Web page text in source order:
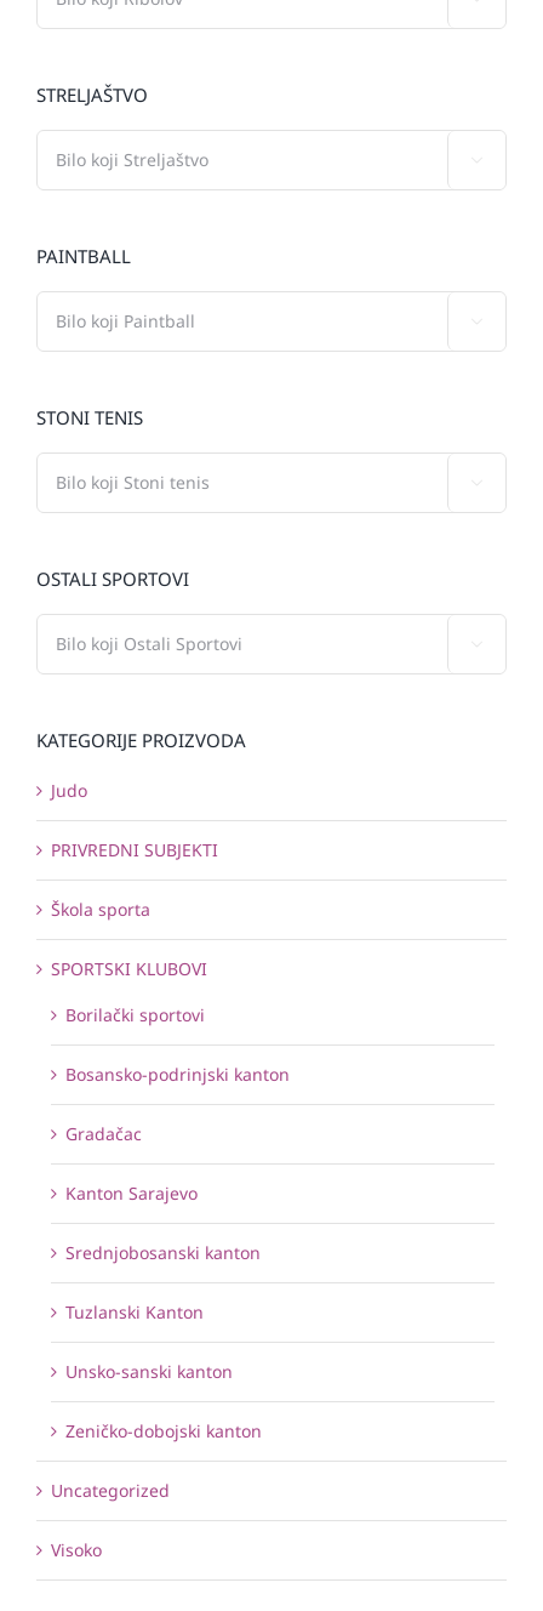
STRELJAŠTVO
PAINTBALL
STONI TENIS
OSTALI SPORTOVI
KATEGORIJE PROIZVODA
Judo
PRIVREDNI SUBJEKTI
Škola sporta
SPORTSKI KLUBOVI
Borilački sportovi
Bosansko-podrinjski kanton
Gradačac
Kanton Sarajevo
Srednjobosanski kanton
Tuzlanski Kanton
Unsko-sanski kanton
Zeničko-dobojski kanton
Uncategorized
Visoko